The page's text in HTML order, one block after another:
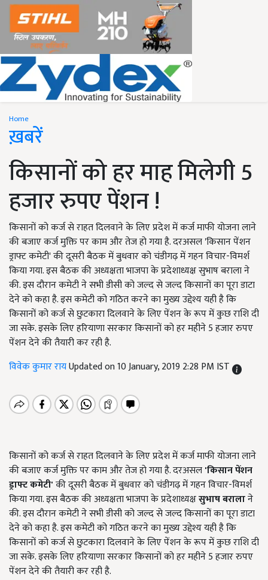
Home
ख़बरें
किसानों को हर माह ‌‌मिलेगी 5
हजार रुपए पेंशन !
किसानों को कर्ज से राहत दिलवाने के लिए प्रदेश में कर्ज माफी योजना लाने
की बजाए कर्ज मुक्ति पर काम और तेज हो गया है. दरअसल 'किसान पेंशन
ड्राफ्ट कमेटी' की दूसरी बैठक में बुधवार को चंडीगढ़ में गहन विचार-विमर्श
किया गया. इस बैठक की अध्यक्षता भाजपा के प्रदेशाध्यक्ष सुभाष बराला ने
की. इस दौरान कमेटी ने सभी डीसी को जल्द से जल्द किसानों का पूरा डाटा
देने को कहा है. इस कमेटी को गठित करने का मुख्य उद्देश्य यही है कि
किसानों को कर्ज से छुटकारा दिलवाने के लिए पेंशन के रूप में कुछ राशि दी
जा सके. इसके लिए हरियाणा सरकार किसानों को हर महीने 5 हजार रुपए
पेंशन देने की तैयारी कर रही है.
विवेक कुमार रायUpdated on 10 January, 2019 2:28 PM IST
किसानों को कर्ज से राहत दिलवाने के लिए प्रदेश में कर्ज माफी योजना लाने
की बजाए कर्ज मुक्ति पर काम और तेज हो गया है. दरअसल'किसान पेंशन
ड्राफ्ट कमेटी'की दूसरी बैठक में बुधवार को चंडीगढ़ में गहन विचार-विमर्श
किया गया. इस बैठक की अध्यक्षता भाजपा के प्रदेशाध्यक्षसुभाष बरालाने
की. इस दौरान कमेटी ने सभी डीसी को जल्द से जल्द किसानों का पूरा डाटा
देने को कहा है. इस कमेटी को गठित करने का मुख्य उद्देश्य यही है कि
किसानों को कर्ज से छुटकारा दिलवाने के लिए पेंशन के रूप में कुछ राशि दी
जा सके. इसके लिए हरियाणा सरकार किसानों को हर महीने 5 हजार रुपए
पेंशन देने की तैयारी कर रही है.